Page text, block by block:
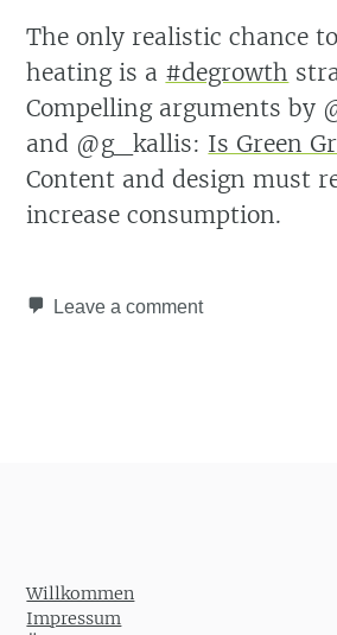
The only realistic chance
heating is a #degrowth
Compelling arguments by
and @g_kallis: Is Green
Content and design must
increase consumption.
Leave a comment
Willkommen
Impressum